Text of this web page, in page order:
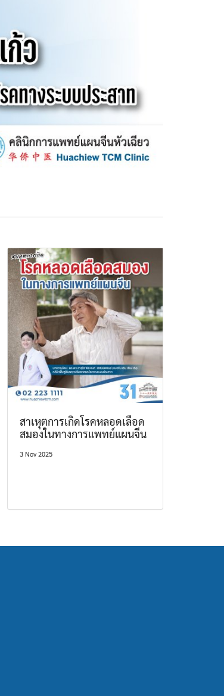
สาเหุตการเกิดโรคหลอดเลือด
สมองในทางการแพทย์แผนจีน
3 Nov 2025